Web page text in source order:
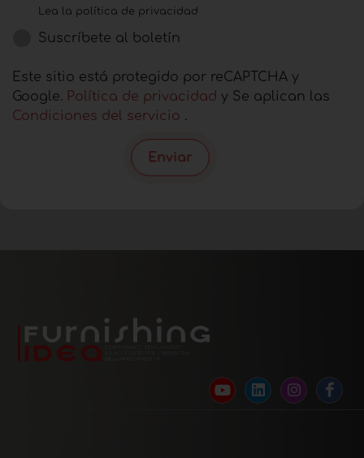
Lea la política de privacidad
Suscríbete al boletín
Este sitio está protegido por reCAPTCHA y
Google. Política de privacidad y Se aplican las
Condiciones del servicio .
Enviar